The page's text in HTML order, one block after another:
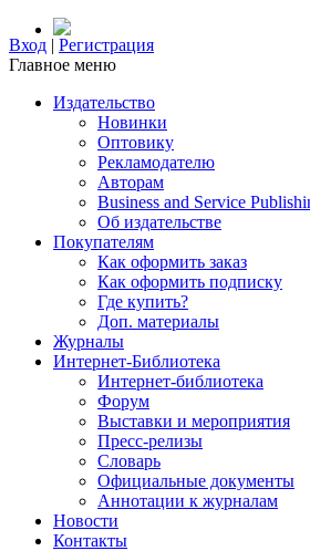
Вход | Регистрация
Главное меню
Издательство
Новинки
Оптовику
Рекламодателю
Авторам
Business and Service
Об издательстве
Покупателям
Как оформить заказ
Как оформить подписку
Где купить?
Доп. материалы
Журналы
Интернет-Библиотека
Интернет-библиотека
Форум
Выставки и мероприятия
Пресс-релизы
Словарь
Официальные документы
Аннотации к журналам
Новости
Контакты